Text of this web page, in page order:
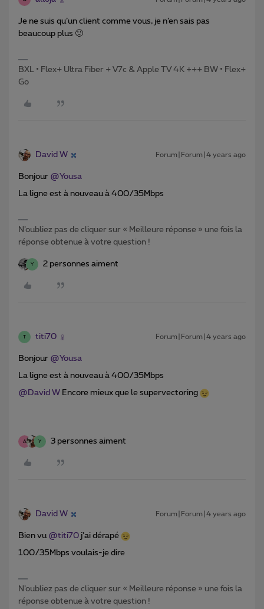
Je ne suis qu’un client comme vous, je n’en sais pas
beaucoup plus 🙂
BXL • Flex+ Ultra Fiber + V7c & Apple TV 4K +++ BW • Flex+
Go
David W Forum|Forum|4 years ago
Bonjour @Yousa
La ligne est à nouveau à 400/35Mbps
N’oubliez pas de cliquer sur « Meilleure réponse » une fois la
réponse obtenue à votre question !
Y 2 personnes aiment
titi70 Forum|Forum|4 years ago
Bonjour @Yousa
La ligne est à nouveau à 400/35Mbps
@David W Encore mieux que le supervectoring
A Y 3 personnes aiment
David W Forum|Forum|4 years ago
Bien vu @titi70 j’ai dérapé
100/35Mbps voulais-je dire
N’oubliez pas de cliquer sur « Meilleure réponse » une fois la
réponse obtenue à votre question !